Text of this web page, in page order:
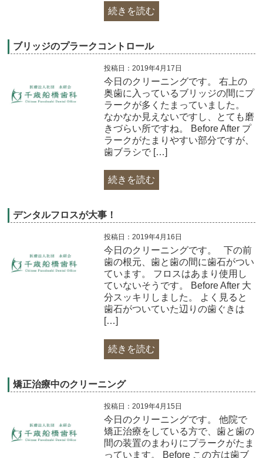
続きを読む
ブリッジのプラークコントロール
投稿日：2019年4月17日
今日のクリーニングです。 右上の
奥歯に入っているブリッジの間にプ
ラークが多くたまっていました。
なかなか見えないですし、とても磨
きづらい所ですね。 Before After プ
ラークがたまりやすい部分ですが、
歯ブラシで […]
続きを読む
デンタルフロスが大事！
投稿日：2019年4月16日
今日のクリーニングです。 下の前
歯の根元、歯と歯の間に歯石がつい
ています。 フロスはあまり使用し
ていないそうです。 Before After 大
分スッキリしました。 よく見ると
歯石がついていた辺りの歯ぐきは
[…]
続きを読む
矯正治療中のクリーニング
投稿日：2019年4月15日
今日のクリーニングです。 他院で
矯正治療をしている方で、歯と歯の
間の装置のまわりにプラークがたま
っています。 Before この方は歯ブ